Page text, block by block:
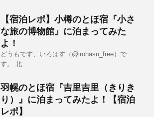
【宿泊レポ】小樽のとほ宿『小さ
な旅の博物館』に泊まってみた
よ！
どうもです、いろはす（@irohasu_free）で
す。 北
羽幌のとほ宿『吉里吉里（きりき
り）』に泊まってみたよ！【宿泊
レポ】